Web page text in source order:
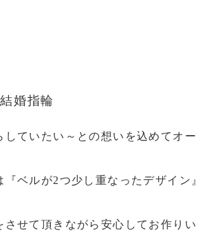
婚指輪
ていたい～との想いを込めてオー
ベルが2つ少し重なったデザイン』
せて頂きながら安心してお作りい